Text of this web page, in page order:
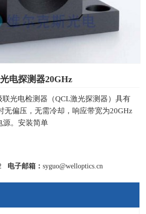
电探测器20GHz
联光电检测器（QCL激光探测器）具有
无偏压，无需冷却，响应带宽为20GHz
源。安装简单
电子邮箱：syguo@welloptics.cn